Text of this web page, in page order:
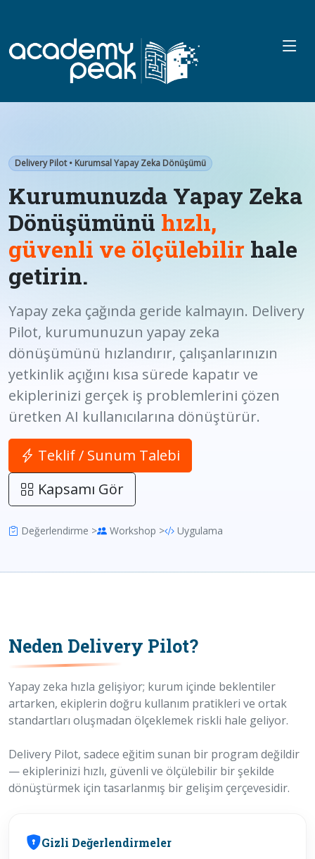
info@academypeak.com 0212 909 96 29
Delivery Pilot • Kurumsal Yapay Zeka Dönüşümü
Kurumunuzda Yapay Zeka
Dönüşümünü hızlı,
güvenli ve ölçülebilir hale
getirin.
Yapay zeka çağında geride kalmayın. Delivery
Pilot, kurumunuzun yapay zeka
dönüşümünü hızlandırır, çalışanlarınızın
yetkinlik açığını kısa sürede kapatır ve
ekiplerinizi gerçek iş problemlerini çözen
üretken AI kullanıcılarına dönüştürür.
Teklif / Sunum Talebi
Kapsamı Gör
Değerlendirme > Workshop > Uygulama
Neden Delivery Pilot?
Yapay zeka hızla gelişiyor; kurum içinde beklentiler
artarken, ekiplerin doğru kullanım pratikleri ve ortak
standartları oluşmadan ölçeklemek riskli hale geliyor.
Delivery Pilot, sadece eğitim sunan bir program değildir
— ekiplerinizi hızlı, güvenli ve ölçülebilir bir şekilde
dönüştürmek için tasarlanmış bir gelişim çerçevesidir.
Gizli Değerlendirmeler